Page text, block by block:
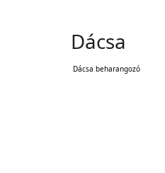
Dácsa
Dácsa beharangozó